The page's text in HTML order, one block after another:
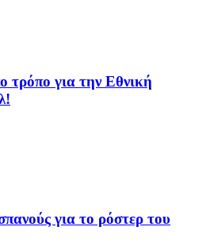
τρόπο για την Εθνική
για το ρόστερ του